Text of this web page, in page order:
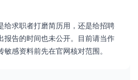
给求职者打磨简历用，还是给招聘
报告的时间也未公开。目前请当作
感资料前先在官网核对范围。